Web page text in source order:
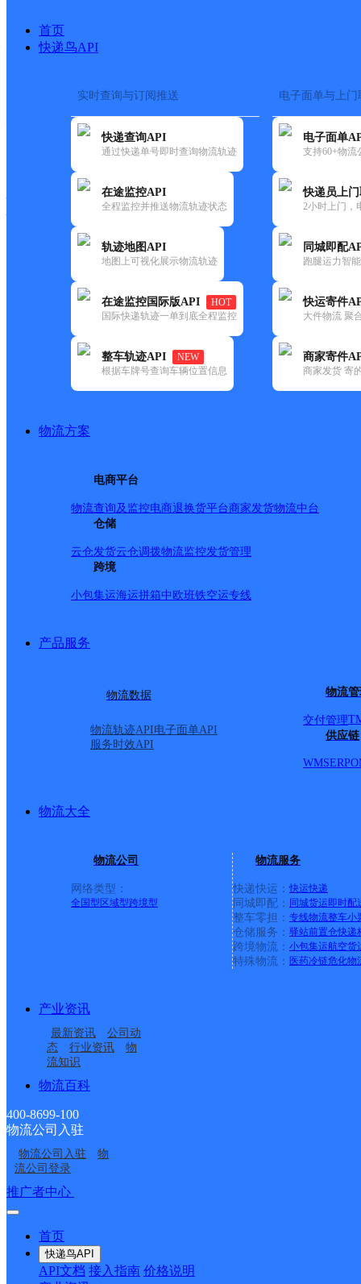
首页
快递鸟API
实时查询与订阅推送
快递查询API
通过快递单号即时查询物流轨迹
在途监控API
全程监控并推送物流轨迹状态
轨迹地图API
地图上可视化展示物流轨迹
在途监控国际版API
HOT
国际快递轨迹一单到底全程监控
整车轨迹API
NEW
根据车牌号查询车辆位置信息
电子面单与上门
电子面单
支持60+物流
快递员上
2小时上门，
同城即配
跑腿运力智
快运寄件
大件物流 聚
商家寄件
商家发货 寄
物流方案
电商平台
物流查询及监控电商退换货平台商家发货物流中台
仓储
云仓发货云仓调拨物流监控发货管理
跨境
小包集运海运拼箱中欧班铁空运专线
产品服务
物流数据
物流轨迹API电子面单API
服务时效API
物流
交付管理
供应链
WMSERP
物流大全
物流公司
网络类型：
全国型 区域型跨境型
物流服务
快递快运： 快运快递
同城即配： 同城货运即时配
整车零担： 专线物流整车小
仓储服务： 驿站前置仓快递
跨境物流： 小包集运航空货
特殊物流： 医药冷链危化物
产业资讯
最新资讯
公司动
态
行业资讯
物
流知识
物流百科
400-8699-100
物流公司入驻
物流公司入驻
物
流公司登录
推广者中心
首页
快递鸟API
API文档 接入指南 价格说明
快运大全 快递时效
邮政
同心邮政所
更新时间：2021-12-03 00:00:00
所属快递：邮政国内
所属区域：广西壮族自治区-梧州市-藤县
网点地址：广西壮族自治区梧州市藤县同心市场东四街14号
网点负责人：
中国邮政集团有限公司新疆维吾尔自治区叶城县
寄存点
广西藤县公司埌南便民
寄存点
广西藤县公司天平便民
寄存点
广西梧州公司太平镇分
部
南环邮政所
象棋邮政支局
南安邮政支局
接口API
API接口 DEMO下载